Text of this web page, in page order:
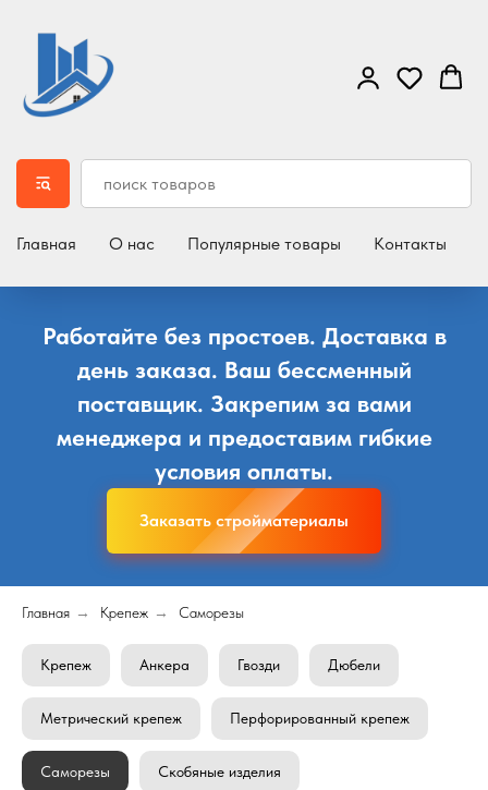
Главная О нас Популярные товары Контакты
Работайте без простоев. Доставка в
день заказа. Ваш бессменный
поставщик. Закрепим за вами
менеджера и предоставим гибкие
условия оплаты.
Заказать стройматериалы
Главная → Крепеж → Саморезы
Крепеж Анкера Гвозди Дюбели
Метрический крепеж Перфорированный крепеж
Саморезы Скобяные изделия